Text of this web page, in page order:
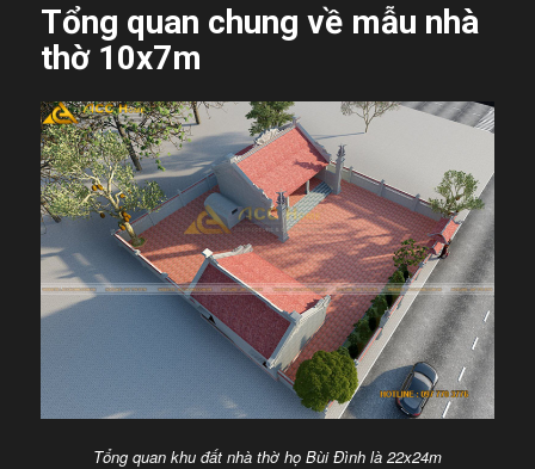
Tổng quan chung về mẫu nhà
thờ 10x7m
Tổng quan khu đất nhà thờ họ Bùi Đình là 22x24m